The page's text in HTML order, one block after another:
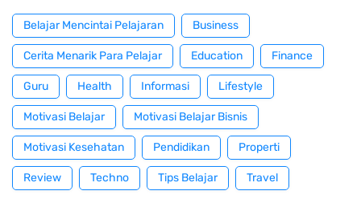
Belajar Mencintai Pelajaran Business
Cerita Menarik Para Pelajar Education Finance
Guru Health Informasi Lifestyle
Motivasi Belajar Motivasi Belajar Bisnis
Motivasi Kesehatan Pendidikan Properti
Review Techno Tips Belajar Travel